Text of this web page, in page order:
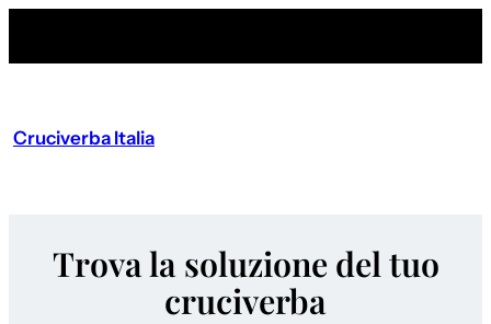
Cruciverba Italia
Trova la soluzione del tuo
cruciverba